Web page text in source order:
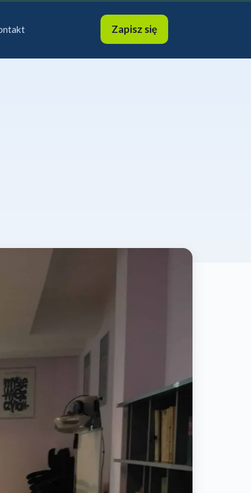
Zapisz się